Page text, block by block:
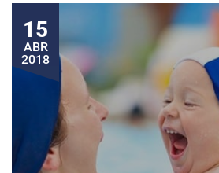
15
ABR
2018